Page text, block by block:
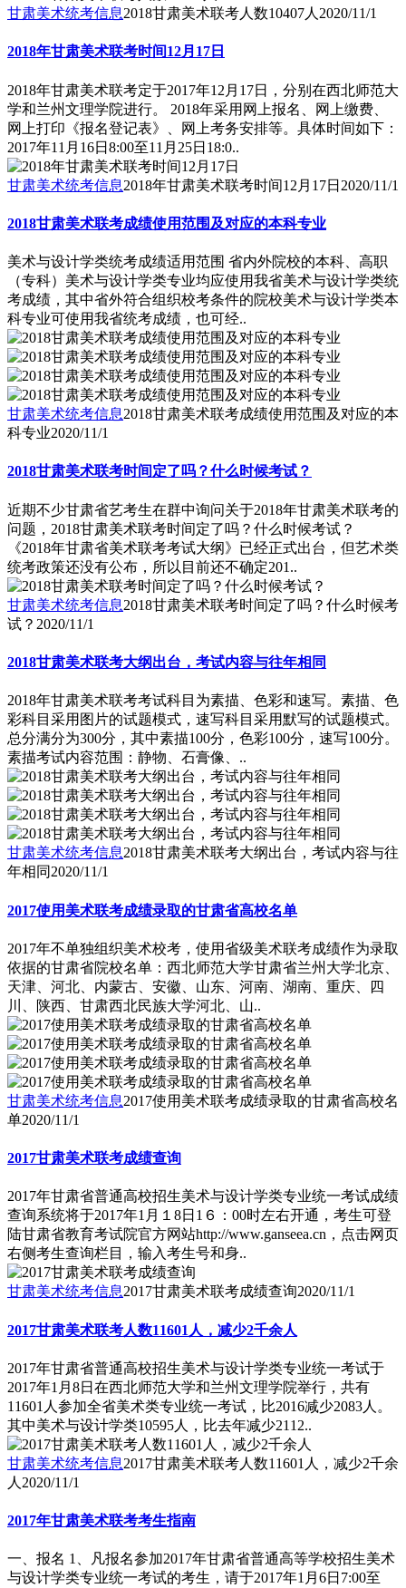
甘肃美术统考信息2018甘肃美术联考人数10407人 2020/11/1
2018年甘肃美术联考时间12月17日
2018年甘肃美术联考定于2017年12月17日，分别在西北师范大
学和兰州文理学院进行。 2018年采用网上报名、网上缴费、
网上打印《报名登记表》、网上考务安排等。具体时间如下：
2017年11月16日8:00至11月25日18:0..
甘肃美术统考信息2018年甘肃美术联考时间12月17日 2020/11/1
2018甘肃美术联考成绩使用范围及对应的本科专业
美术与设计学类统考成绩适用范围 省内外院校的本科、高职
（专科）美术与设计学类专业均应使用我省美术与设计学类统
考成绩，其中省外符合组织校考条件的院校美术与设计学类本
科专业可使用我省统考成绩，也可经..
甘肃美术统考信息2018甘肃美术联考成绩使用范围及对应的本
科专业2020/11/1
2018甘肃美术联考时间定了吗？什么时候考试？
近期不少甘肃省艺考生在群中询问关于2018年甘肃美术联考的
问题，2018甘肃美术联考时间定了吗？什么时候考试？
《2018年甘肃省美术联考考试大纲》已经正式出台，但艺术类
统考政策还没有公布，所以目前还不确定201..
甘肃美术统考信息2018甘肃美术联考时间定了吗？什么时候考
试？ 2020/11/1
2018甘肃美术联考大纲出台，考试内容与往年相同
2018年甘肃美术联考考试科目为素描、色彩和速写。素描、色
彩科目采用图片的试题模式，速写科目采用默写的试题模式。
总分满分为300分，其中素描100分，色彩100分，速写100分。
素描考试内容范围：静物、石膏像、..
甘肃美术统考信息2018甘肃美术联考大纲出台，考试内容与往
年相同 2020/11/1
2017使用美术联考成绩录取的甘肃省高校名单
2017年不单独组织美术校考，使用省级美术联考成绩作为录取
依据的甘肃省院校名单：西北师范大学甘肃省兰州大学北京、
天津、河北、内蒙古、安徽、山东、河南、湖南、重庆、四
川、陕西、甘肃西北民族大学河北、山..
甘肃美术统考信息2017使用美术联考成绩录取的甘肃省高校名
单2020/11/1
2017甘肃美术联考成绩查询
2017年甘肃省普通高校招生美术与设计学类专业统一考试成绩
查询系统将于2017年1月１8日1６：00时左右开通，考生可登
陆甘肃省教育考试院官方网站http://www.ganseea.cn，点击网页
右侧考生查询栏目，输入考生号和身..
甘肃美术统考信息2017甘肃美术联考成绩查询2020/11/1
2017甘肃美术联考人数11601人，减少2千余人
2017年甘肃省普通高校招生美术与设计学类专业统一考试于
2017年1月8日在西北师范大学和兰州文理学院举行，共有
11601人参加全省美术类专业统一考试，比2016减少2083人。
其中美术与设计学类10595人，比去年减少2112..
甘肃美术统考信息2017甘肃美术联考人数11601人，减少2千余
人 2020/11/1
2017年甘肃美术联考考生指南
一、报名 1、凡报名参加2017年甘肃省普通高等学校招生美术
与设计学类专业统一考试的考生，请于2017年1月6日7:00至